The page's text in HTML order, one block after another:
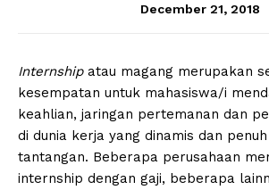
December 21, 2018
Internshipatau magang merupakan
kesempatan untuk mahasiswa/i
keahlian, jaringan pertemanan dan
di dunia kerja yang dinamis dan
tantangan. Beberapa perusahaan
internship dengan gaji, beberapa